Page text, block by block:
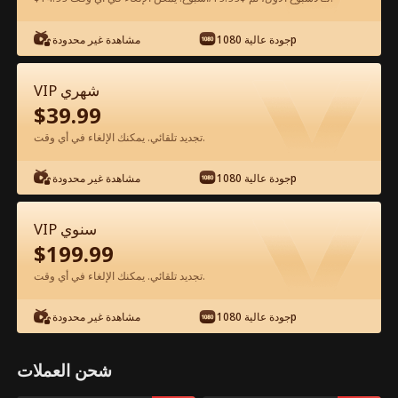
شاهد مجانًا في التطبيق
الحلقة 79 - قلبت الموازين برؤية المستقبل
الفيلم كامل
1-50 51-88
79 80 81 82 83
مشاهدة غير محدودة جودة عالية 1080p
VIP شهري
$39.99
تجديد تلقائي. يمكنك الإلغاء في أي وقت.
مشاهدة غير محدودة جودة عالية 1080p
VIP سنوي
$199.99
تجديد تلقائي. يمكنك الإلغاء في أي وقت.
مشاهدة غير محدودة جودة عالية 1080p
شحن العملات